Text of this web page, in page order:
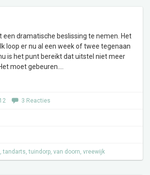
een dramatische beslissing te nemen. Het
loop er nu al een week of twee tegenaan
is het punt bereikt dat uitstel niet meer
moet gebeuren.
3 Reacties
,tandarts,tuindorp, van doorn, vreewijk